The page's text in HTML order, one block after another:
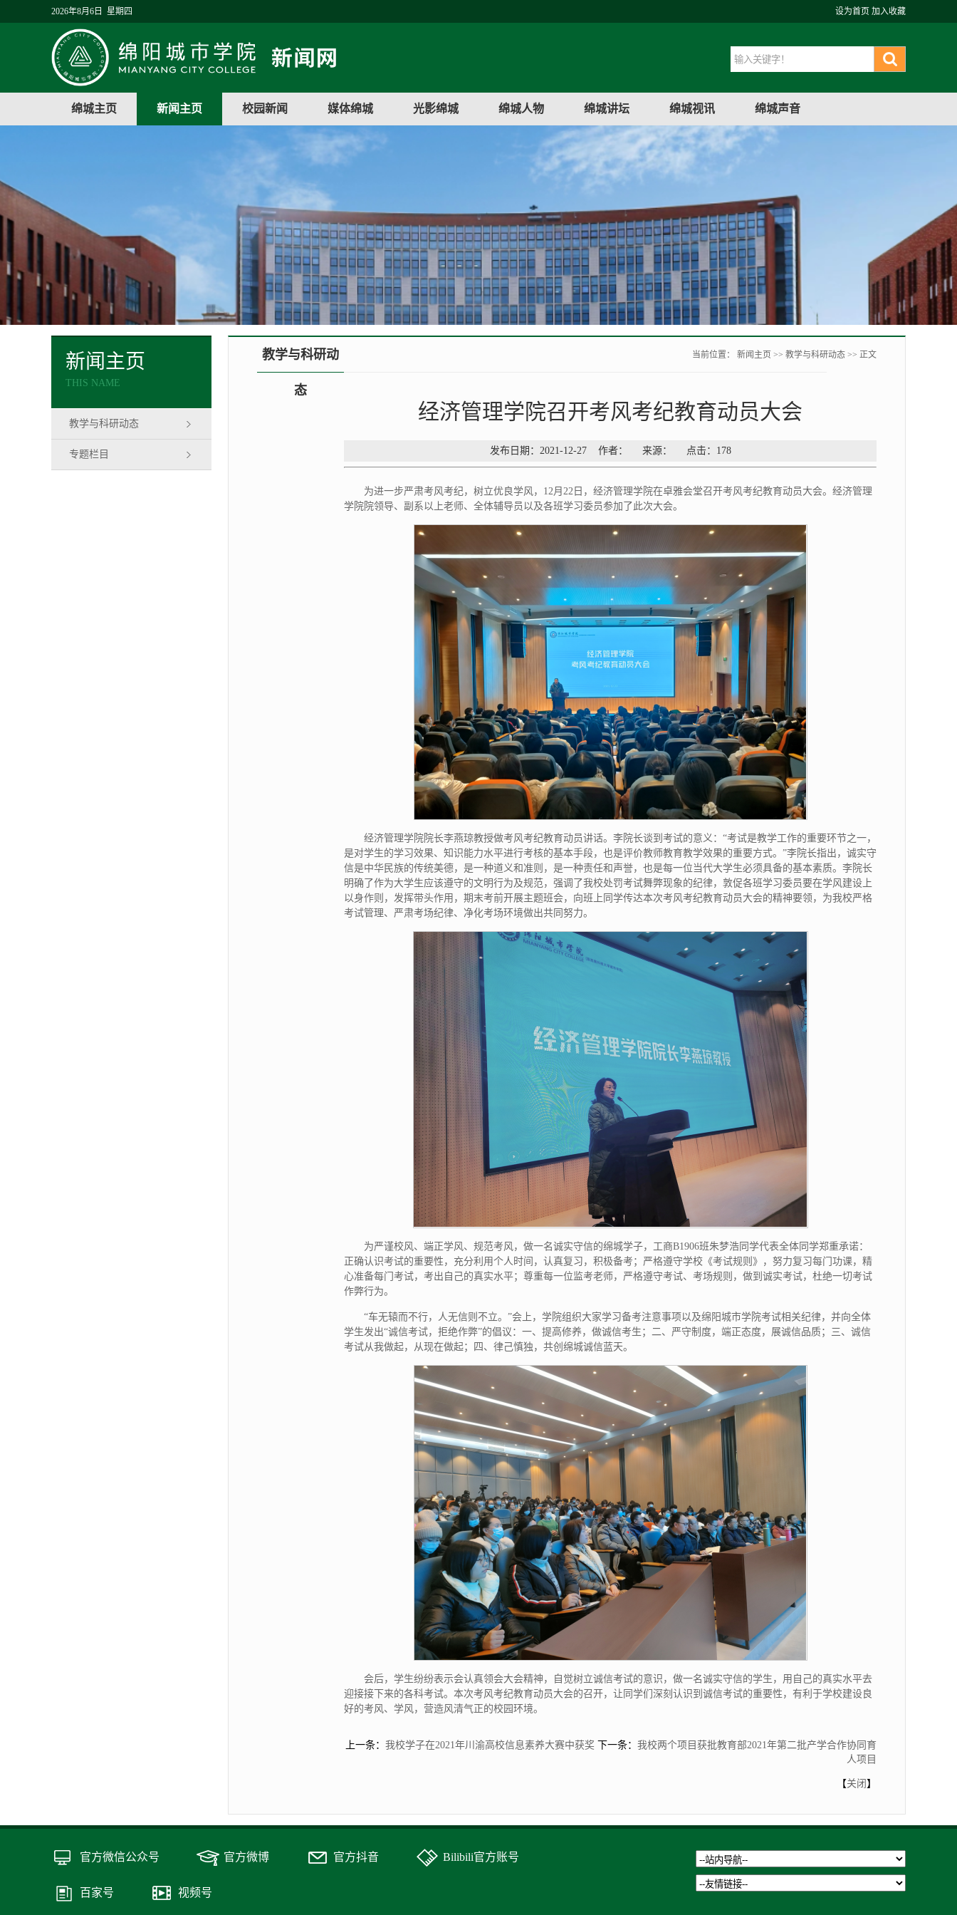
2026年8月6日 星期四 设为首页 加入收藏
绵城主页 新闻主页 校园新闻 媒体绵城 光影绵城 绵城人物 绵城讲坛 绵城视讯 绵城声音
新闻主页
THIS NAME
教学与科研动态
专题栏目
教学与科研动
态
当前位置： 新闻主页 >> 教学与科研动态 >> 正文
经济管理学院召开考风考纪教育动员大会
发布日期：2021-12-27 作者： 来源： 点击： 178
为进一步严肃考风考纪，树立优良学风，12月22日，经济管理学院在卓雅会堂召开考风考纪教育动员大会。经济管理
学院院领导、副系以上老师、全体辅导员以及各班学习委员参加了此次大会。
经济管理学院院长李燕琼教授做考风考纪教育动员讲话。李院长谈到考试的意义：“考试是教学工作的重要环节之一，
是对学生的学习效果、知识能力水平进行考核的基本手段，也是评价教师教育教学效果的重要方式。”李院长指出，诚实守
信是中华民族的传统美德，是一种道义和准则，是一种责任和声誉，也是每一位当代大学生必须具备的基本素质。李院长
明确了作为大学生应该遵守的文明行为及规范，强调了我校处罚考试舞弊现象的纪律，敦促各班学习委员要在学风建设上
以身作则，发挥带头作用，期末考前开展主题班会，向班上同学传达本次考风考纪教育动员大会的精神要领，为我校严格
考试管理、严肃考场纪律、净化考场环境做出共同努力。
为严谨校风、端正学风、规范考风，做一名诚实守信的绵城学子，工商B1906班朱梦浩同学代表全体同学郑重承诺：
正确认识考试的重要性，充分利用个人时间，认真复习，积极备考；严格遵守学校《考试规则》，努力复习每门功课，精
心准备每门考试，考出自己的真实水平；尊重每一位监考老师，严格遵守考试、考场规则，做到诚实考试，杜绝一切考试
作弊行为。
“车无辕而不行，人无信则不立。”会上，学院组织大家学习备考注意事项以及绵阳城市学院考试相关纪律，并向全体
学生发出“诚信考试，拒绝作弊”的倡议：一、提高修养，做诚信考生；二、严守制度，端正态度，展诚信品质；三、诚信
考试从我做起，从现在做起；四、律己慎独，共创绵城诚信蓝天。
会后，学生纷纷表示会认真领会大会精神，自觉树立诚信考试的意识，做一名诚实守信的学生，用自己的真实水平去
迎接接下来的各科考试。本次考风考纪教育动员大会的召开，让同学们深刻认识到诚信考试的重要性，有利于学校建设良
好的考风、学风，营造风清气正的校园环境。
上一条： 我校学子在2021年川渝高校信息素养大赛中获奖 下一条： 我校两个项目获批教育部2021年第二批产学合作协同育
人项目
【关闭 】
官方微信公众号 官方微博 官方抖音 Bilibili官方账号
百家号 视频号